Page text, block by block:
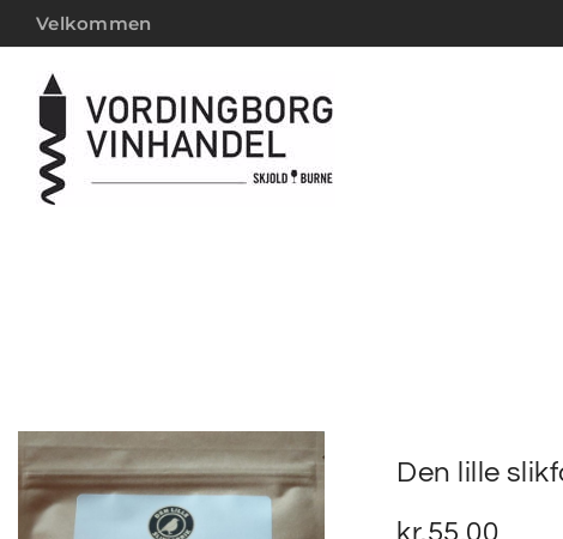
Velkommen
Den lille
kr.55,00